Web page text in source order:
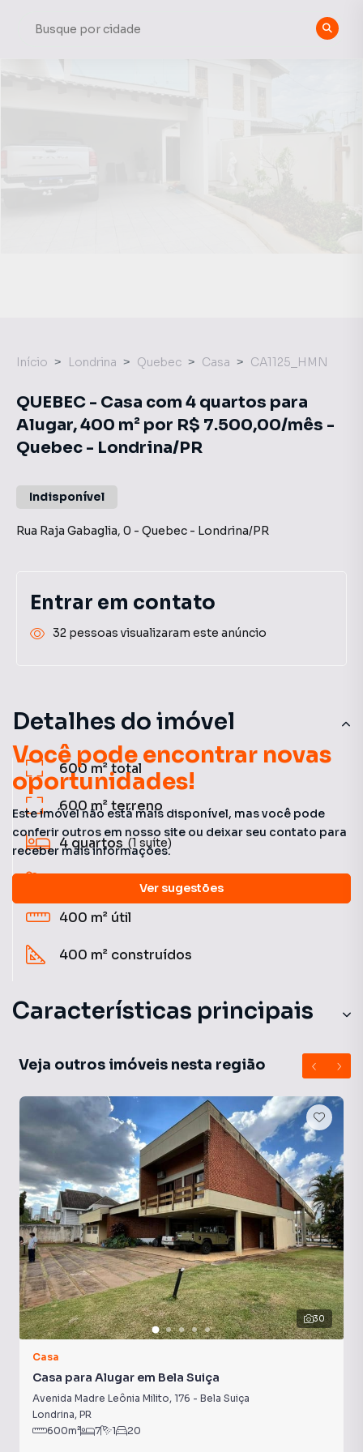
Você pode encontrar novas
oportunidades!
Este imóvel não está mais disponível, mas você pode
conferir outros em nosso site ou deixar seu contato para
receber mais informações.
Ver sugestões
Detalhes do imóvel
600 m²total
600 m²terreno
4 quartos (1 suíte)
400 m² útil
400 m² construídos
Características principais
Lavanderia
Churrasqueira
Armário Cozinha
Veja outros imóveis nesta região
30
Casa
Casa para Alugar em Bela Suiça
Avenida Madre Leônia Milito, 176 - Bela Suiça
Londrina, PR
600m² 7 1 20
Início Londrina Quebec Casa CA1125_HMN
QUEBEC - Casa com 4 quartos para
Alugar, 400 m² por R$ 7.500,00/mês -
Quebec - Londrina/PR
Indisponível
Rua Raja Gabaglia, 0 - Quebec - Londrina/PR
Entrar em contato
32 pessoas visualizaram este anúncio